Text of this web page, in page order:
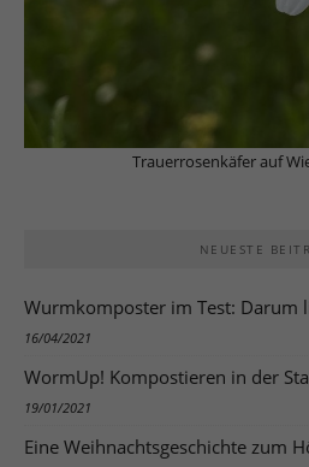
Trauerrosenkäfer auf
NEUESTE
Wurmkomposter im Test: Darum
16/04/2021
WormUp! Kompostieren in der
19/01/2021
Eine Weihnachtsgeschichte zum